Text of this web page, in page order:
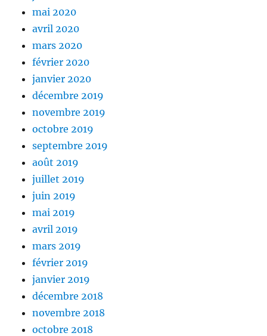
mai 2020
avril 2020
mars 2020
février 2020
janvier 2020
décembre 2019
novembre 2019
octobre 2019
septembre 2019
août 2019
juillet 2019
juin 2019
mai 2019
avril 2019
mars 2019
février 2019
janvier 2019
décembre 2018
novembre 2018
octobre 2018